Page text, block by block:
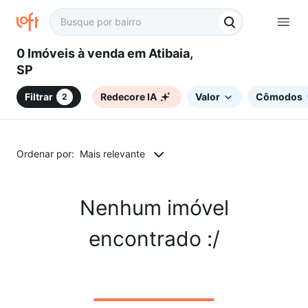
0 Imóveis à venda em Atibaia,
SP
Filtrar 2 Redecore IA Valor Cômodos
Ordenar por: Mais relevante
Nenhum imóvel
encontrado :/